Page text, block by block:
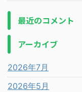
最近のコメント
アーカイブ
2026年7月
2026年5月